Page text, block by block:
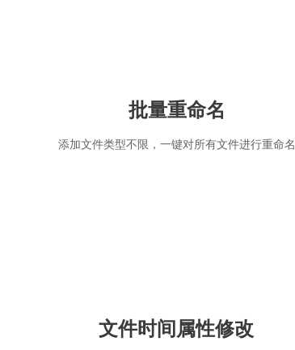
批量重命名
添加文件类型不限，一键对所有文件进行重命名
文件时间属性修改